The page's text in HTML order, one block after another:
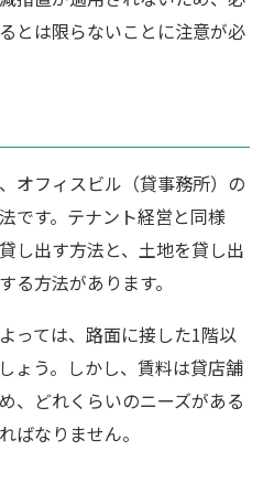
とは限らないことに注意が必
オフィスビル（貸事務所）の
です。テナント経営と同様
し出す方法と、土地を貸し出
る方法があります。
っては、路面に接した1階以
ょう。しかし、賃料は貸店舗
、どれくらいのニーズがある
ばなりません。